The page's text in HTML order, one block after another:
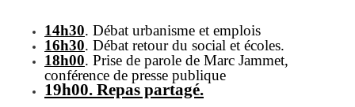
14h30. Débat urbanisme et emplois
16h30. Débat retour du social et écoles.
18h00. Prise de parole de Marc Jammet,
conférence de presse publique
19h00. Repas partagé.